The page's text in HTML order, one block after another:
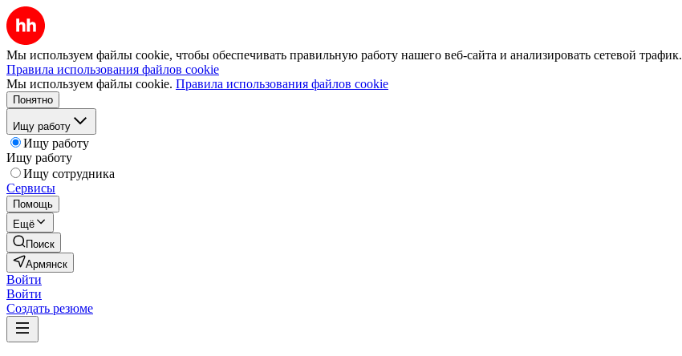
Мы используем файлы cookie, чтобы обеспечивать правильную работу нашего веб-сайта и анализировать сетевой трафик.
Правила использования файлов cookie
Мы используем файлы cookie. Правила использования файлов cookie
Понятно
Ищу работу
Ищу работу
Ищу работу
Ищу сотрудника
Сервисы
Помощь
Ещё
Поиск
Армянск
Войти
Войти
Создать резюме